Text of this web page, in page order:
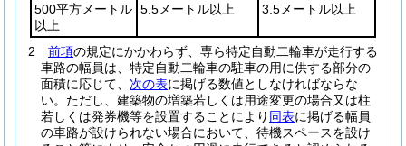
500平方メートル
以上
5.5メートル以上 3.5メートル以上
2 前項の規定にかかわらず、専ら特定自動二輪車が走行する
車路の幅員は、特定自動二輪車の駐車の用に供する部分の
面積に応じて、 次の表に掲げる数値としなければならな
い。 ただし、建築物の増築若しくは用途変更の場合又は柱
若しくは発券機等を設置することにより 同表に掲げる幅員
の車路が設けられない場合において、待機スペースを設け